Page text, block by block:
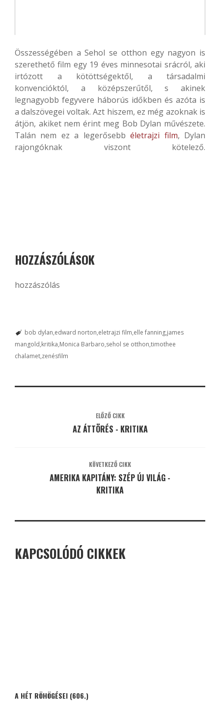
Összességében a Sehol se otthon egy nagyon is
szerethető film egy 19 éves minnesotai srácról, aki
irtózott a kötöttségektől, a társadalmi
konvencióktól, a középszerűtől, s akinek
legnagyobb fegyvere háborús időkben és azóta is
a dalszövegei voltak. Azt hiszem, ez még azoknak is
átjön, akiket nem érint meg Bob Dylan művészete.
Talán nem ez a legerősebbéletrajzi film, Dylan
rajongóknak viszont kötelező.
HOZZÁSZÓLÁSOK
hozzászólás
bob dylan edward norton eletrajzi film elle fanning james
mangold kritika Monica Barbaro sehol se otthon timothee
chalamet zenésfilm
ELŐZŐ CIKK
AZ ÁTTÖRÉS - KRITIKA
KÖVETKEZŐ CIKK
AMERIKA KAPITÁNY: SZÉP ÚJ VILÁG -
KRITIKA
KAPCSOLÓDÓ CIKKEK
A HÉT RÖHÖGÉSEI (606.)